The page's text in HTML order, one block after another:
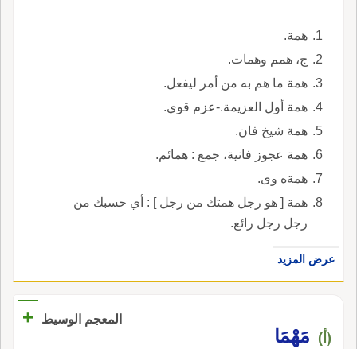
همة.
ج، همم وهمات.
همة ما هم به من أمر ليفعل.
همة أول العزيمة.-عزم قوي.
همة شيخ فان.
همة عجوز فانية، جمع : همائم.
همةه وى.
همة [ هو رجل همتك من رجل ] : أي حسبك من
رجل رجل رائع.
عرض المزيد
المعجم الوسيط +
(أ) مَهْمَا